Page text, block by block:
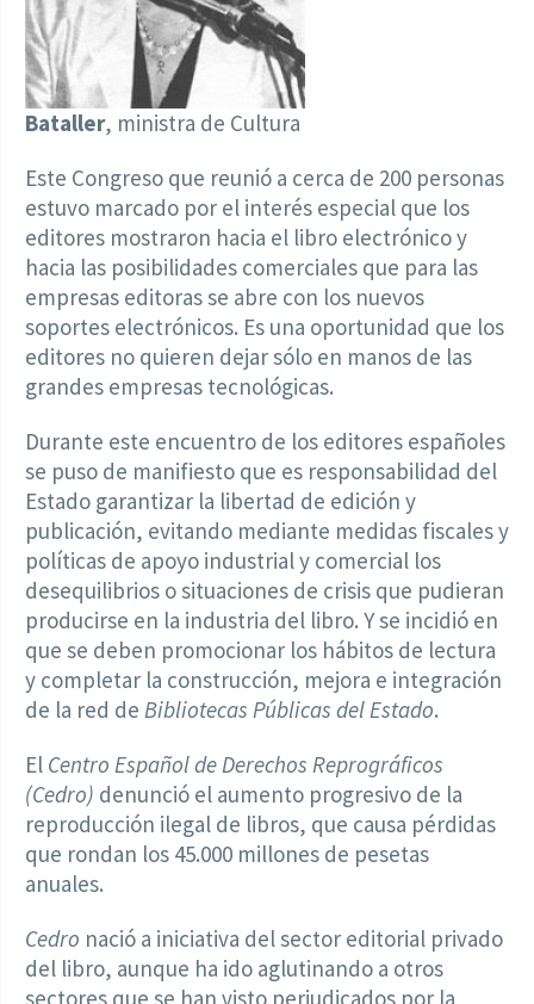
Bataller, ministra de Cultura
Este Congreso que reunió a cerca de 200 personas
estuvo marcado por el interés especial que los
editores mostraron hacia el libro electrónico y
hacia las posibilidades comerciales que para las
empresas editoras se abre con los nuevos
soportes electrónicos. Es una oportunidad que los
editores no quieren dejar sólo en manos de las
grandes empresas tecnológicas.
Durante este encuentro de los editores españoles
se puso de manifiesto que es responsabilidad del
Estado garantizar la libertad de edición y
publicación, evitando mediante medidas fiscales y
políticas de apoyo industrial y comercial los
desequilibrios o situaciones de crisis que pudieran
producirse en la industria del libro. Y se incidió en
que se deben promocionar los hábitos de lectura
y completar la construcción, mejora e integración
de la red de Bibliotecas Públicas del Estado.
El Centro Español de Derechos Reprográficos
(Cedro) denunció el aumento progresivo de la
reproducción ilegal de libros, que causa pérdidas
que rondan los 45.000 millones de pesetas
anuales.
Cedro nació a iniciativa del sector editorial privado
del libro, aunque ha ido aglutinando a otros
sectores que se han visto perjudicados por la